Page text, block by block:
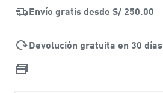
Envío gratis desde S/ 250.00
Devolución gratuita en 30 días